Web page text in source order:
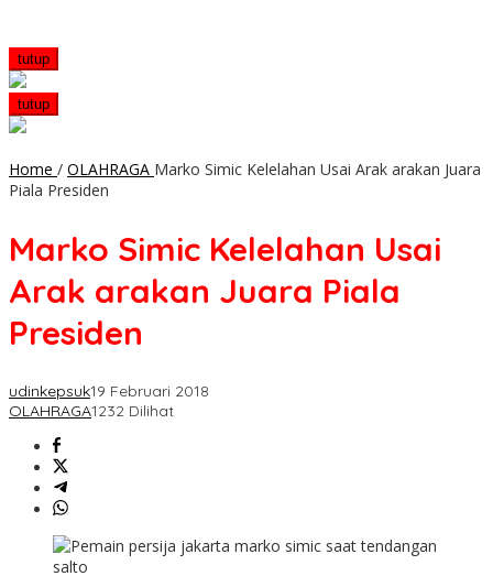
tutup
tutup
Home / OLAHRAGA Marko Simic Kelelahan Usai Arak arakan Juara
Piala Presiden
Marko Simic Kelelahan Usai
Arak arakan Juara Piala
Presiden
udinkepsuk19 Februari 2018
OLAHRAGA1232 Dilihat